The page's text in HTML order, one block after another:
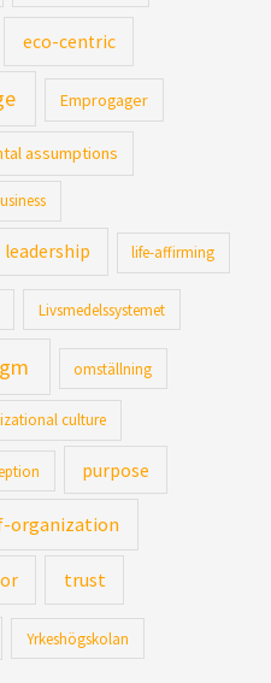
eco-centric
Emprogager
assumptions
leadership life-affirming
Livsmedelssystemet
omställning
culture
purpose
organization
trust
Yrkeshögskolan